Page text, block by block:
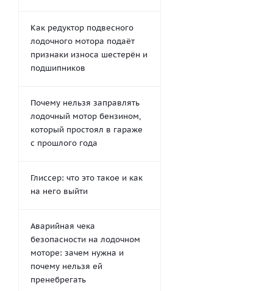
Как редуктор подвесного
лодочного мотора подаёт
признаки износа шестерён и
подшипников
Почему нельзя заправлять
лодочный мотор бензином,
который простоял в гараже
с прошлого года
Глиссер: что это такое и как
на него выйти
Аварийная чека
безопасности на лодочном
моторе: зачем нужна и
почему нельзя ей
пренебрегать